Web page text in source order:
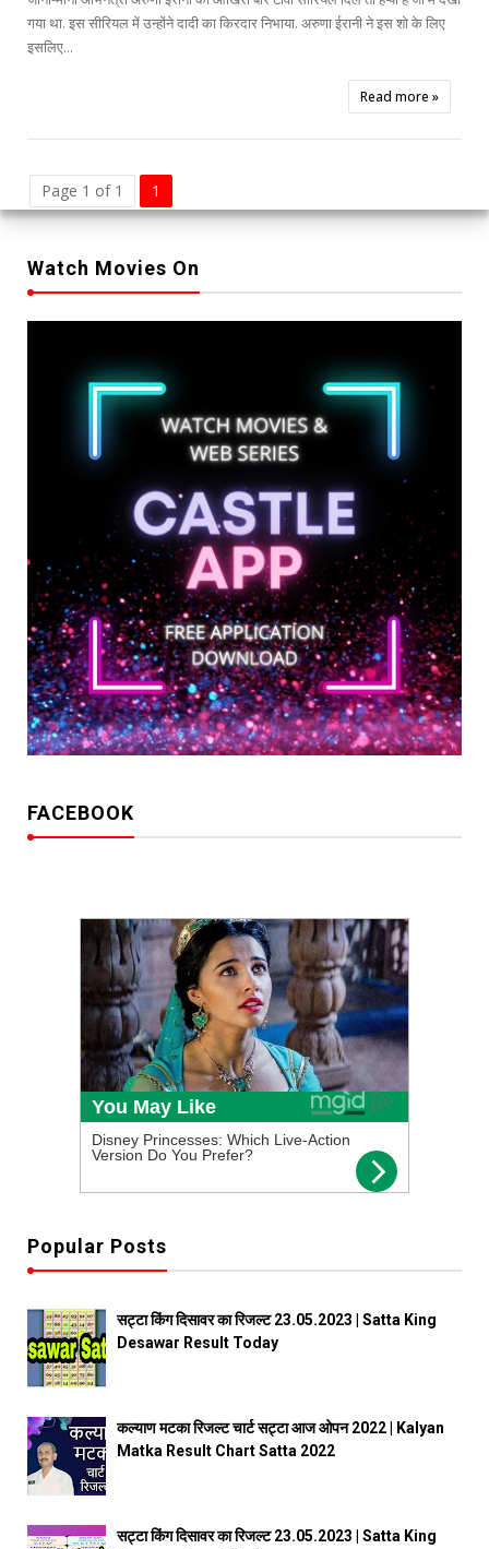
गया था. इस सीरियल में उन्होंने दादी का किरदार निभाया. अरुणा ईरानी ने इस शो के लिए
इसलिए...
Read more »
Page 1 of 1 1
Watch Movies On
FACEBOOK
Popular Posts
सट्टा किंग दिसावर का रिजल्ट 23.05.2023 | Satta King
Desawar Result Today
कल्याण मटका रिजल्ट चार्ट सट्टा आज ओपन 2022 | Kalyan
Matka Result Chart Satta 2022
सट्टा किंग दिसावर का रिजल्ट 23.05.2023 | Satta King